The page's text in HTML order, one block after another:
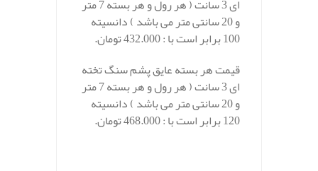
ای 3 سانت ( هر رول و هر بسته 7 متر
و 20 سانتی متر می باشد ) دانسیته
100 برابر است با : 432.000 تومان.
قیمت هر بسته عایق پشم سنگ تخته
ای 3 سانت ( هر رول و هر بسته 7 متر
و 20 سانتی متر می باشد ) دانسیته
120 برابر است با : 468.000 تومان.